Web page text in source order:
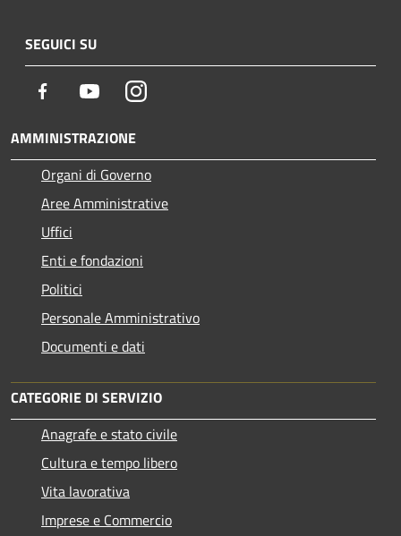
SEGUICI SU
Facebook YoutubeInstagram
AMMINISTRAZIONE
Organi di Governo
Aree Amministrative
Uffici
Enti e fondazioni
Politici
Personale Amministrativo
Documenti e dati
CATEGORIE DI SERVIZIO
Anagrafe e stato civile
Cultura e tempo libero
Vita lavorativa
Imprese e Commercio